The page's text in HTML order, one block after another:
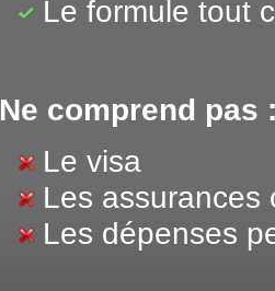
Le formule tout
Ne comprend pas
Le visa
Les assurances
Les dépenses